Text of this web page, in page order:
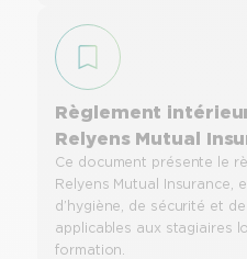
Règlement
Relyens Mutual
Ce document présente le
Relyens Mutual Insurance,
d’hygiène, de sécurité et
applicables aux stagiaires
formation.